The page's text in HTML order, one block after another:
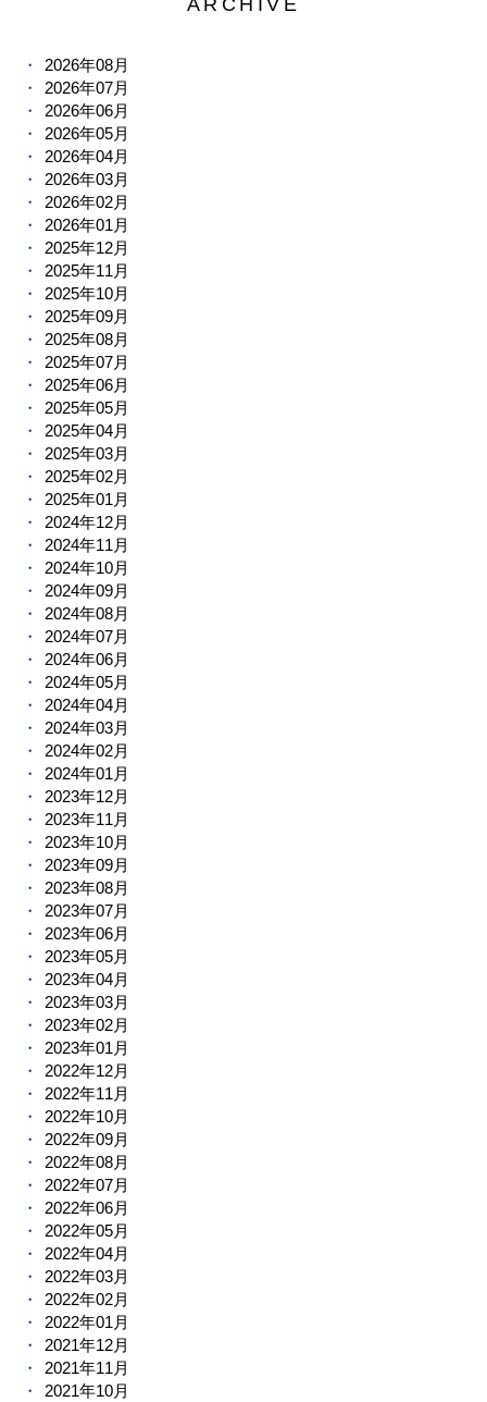
ARCHIVE
2026年08月
2026年07月
2026年06月
2026年05月
2026年04月
2026年03月
2026年02月
2026年01月
2025年12月
2025年11月
2025年10月
2025年09月
2025年08月
2025年07月
2025年06月
2025年05月
2025年04月
2025年03月
2025年02月
2025年01月
2024年12月
2024年11月
2024年10月
2024年09月
2024年08月
2024年07月
2024年06月
2024年05月
2024年04月
2024年03月
2024年02月
2024年01月
2023年12月
2023年11月
2023年10月
2023年09月
2023年08月
2023年07月
2023年06月
2023年05月
2023年04月
2023年03月
2023年02月
2023年01月
2022年12月
2022年11月
2022年10月
2022年09月
2022年08月
2022年07月
2022年06月
2022年05月
2022年04月
2022年03月
2022年02月
2022年01月
2021年12月
2021年11月
2021年10月